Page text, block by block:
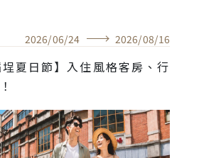
2026/06/24 2026/08/16
埕夏日節】入住風格客房、行